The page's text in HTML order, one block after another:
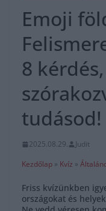
Emoji
8
tudásod!
2025.08.29.
Judit
Kezdőlap » Kvíz »
Friss kvízünkben
országokat és